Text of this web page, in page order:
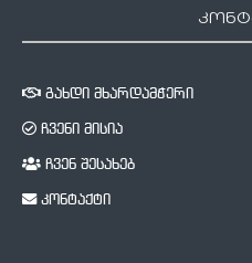
გახდი მხარდამჭერი
ჩვენი მისია
ჩვენ შესახებ
კონტაქტი